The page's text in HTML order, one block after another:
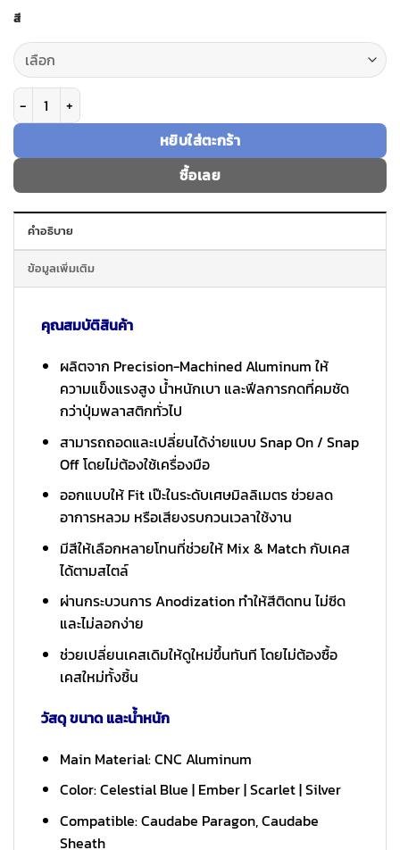
สี
จำนวน Caudabe Button ปุ่มกดเคสรุ่น Paragon (IP17/ 17 Pro) & Sheath
หยิบใส่ตะกร้า
ซื้อเลย
คำอธิบาย
ข้อมูลเพิ่มเติม
คุณสมบัติสินค้า
ผลิตจาก Precision-Machined Aluminum ให้
ความแข็งแรงสูง น้ำหนักเบา และฟีลการกดที่คมชัด
กว่าปุ่มพลาสติกทั่วไป
สามารถถอดและเปลี่ยนได้ง่ายแบบ Snap On / Snap
Off โดยไม่ต้องใช้เครื่องมือ
ออกแบบให้ Fit เป๊ะในระดับเศษมิลลิเมตร ช่วยลด
อาการหลวม หรือเสียงรบกวนเวลาใช้งาน
มีสีให้เลือกหลายโทนที่ช่วยให้ Mix & Match กับเคส
ได้ตามสไตล์
ผ่านกระบวนการ Anodization ทำให้สีติดทน ไม่ซีด
และไม่ลอกง่าย
ช่วยเปลี่ยนเคสเดิมให้ดูใหม่ขึ้นทันที โดยไม่ต้องซื้อ
เคสใหม่ทั้งชิ้น
วัสดุ ขนาด และน้ำหนัก
Main Material: CNC Aluminum
Color: Celestial Blue | Ember | Scarlet | Silver
Compatible: Caudabe Paragon, Caudabe
Sheath